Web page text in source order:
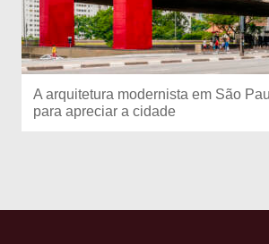
A arquitetura modernista em São
para apreciar a cidade